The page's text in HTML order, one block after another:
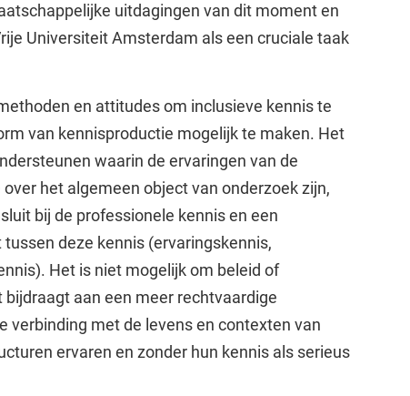
uitdagingen van dit moment en
Universiteit Amsterdam als een cruciale taak
en attitudes om inclusieve kennis te
van kennisproductie mogelijk te maken. Het
waarin de ervaringen van de
het algemeen object van onderzoek zijn,
bij de professionele kennis en een
deze kennis (ervaringskennis,
Het is niet mogelijk om beleid of
aan een meer rechtvaardige
verbinding met de levens en contexten van
ervaren en zonder hun kennis als serieus